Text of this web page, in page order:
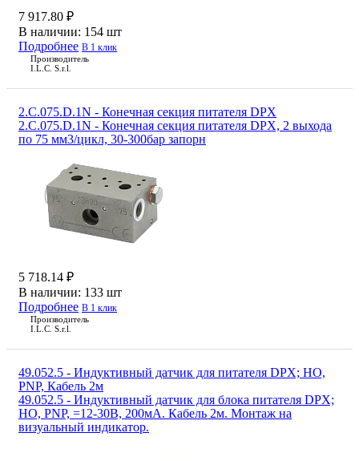
7 917.80 ₽
В наличии: 154 шт
Подробнее В 1 клик
Производитель
I.L.C. S.r.l.
2.C.075.D.1N - Конечная секция питателя DPX
2.C.075.D.1N - Конечная секция питателя DPX, 2 выхода
по 75 мм3/цикл, 30-300бар запорн
5 718.14 ₽
В наличии: 133 шт
Подробнее В 1 клик
Производитель
I.L.C. S.r.l.
49.052.5 - Индуктивный датчик для питателя DPX; НО,
PNP, Кабель 2м
49.052.5 - Индуктивный датчик для блока питателя DPX;
НО, PNP, =12-30В, 200мА. Кабель 2м. Монтаж на
визуальный индикатор.